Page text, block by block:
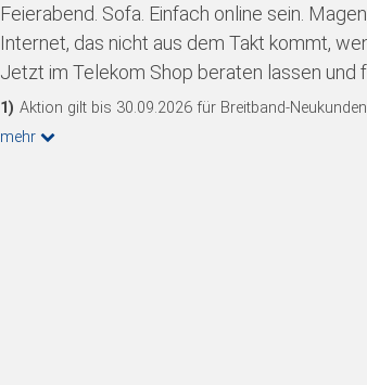
Feierabend. Sofa. Einfach online sein.
Internet, das nicht aus dem Takt kommt,
Jetzt im Telekom Shop beraten lassen und
1) Aktion gilt bis 30.09.2026 für Breitband-
mehr